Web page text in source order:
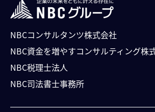
NBCコンサルタンツ株式会社
NBC資⾦を増やすコンサルティング株
NBC税理士法人
NBC司法書⼠事務所